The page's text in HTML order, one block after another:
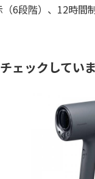
6段階）、12時間
ェックしてい